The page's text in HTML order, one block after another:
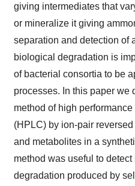
giving intermediates that
or mineralize it giving
separation and detection of
biological degradation is
of bacterial consortia to be
processes. In this paper we
method of high
(HPLC) by ion-pair
and metabolites in a
method was useful to
degradation produced by